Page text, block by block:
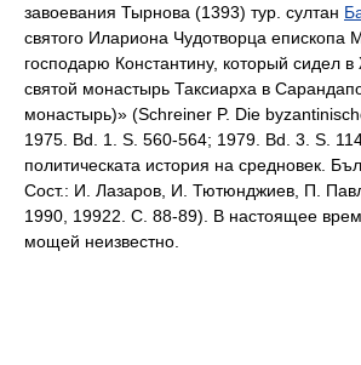
завоевания Тырнова (1393) тур. султан
святого Илариона Чудотворца епископа
господарю Константину, который сидел
святой монастырь Таксиарха в
монастырь)» (Schreiner P. Die
1975. Bd. 1. S. 560-564; 1979. Bd. 3. S.
политическата история на средновек.
Сост.: И. Лазаров, И. Тютюнджиев, П.
1990, 19922. С. 88-89). В настоящее
мощей неизвестно.